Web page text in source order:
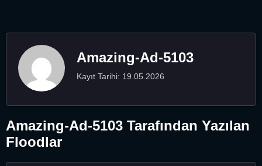
Amazing-Ad-5103
Kayıt Tarihi: 19.05.2026
Amazing-Ad-5103 Tarafından Yazılan
Floodlar